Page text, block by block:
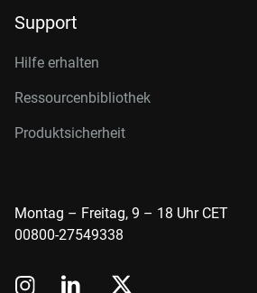
Support
Hilfe erhalten
Ressourcenbibliothek
Produktsicherheit
Montag – Freitag, 9 – 18 Uhr CET
00800-27549338